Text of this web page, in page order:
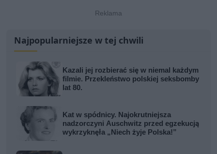
Najpopularniejsze w tej chwili
Kazali jej rozbierać się w niemal każdym
filmie. Przekleństwo polskiej seksbomby
lat 80.
Kat w spódnicy. Najokrutniejsza
nadzorczyni Auschwitz przed egzekucją
wykrzyknęła „Niech żyje Polska!”